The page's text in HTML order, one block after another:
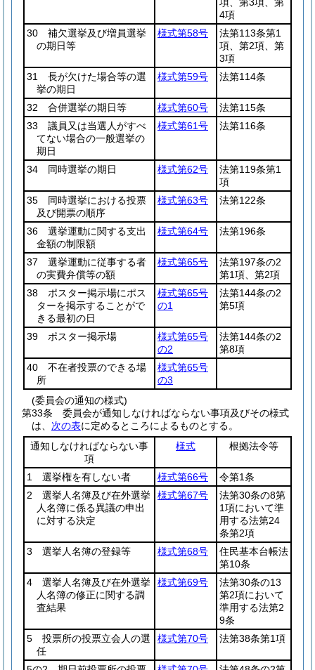
4項
30 補欠選挙及び増員選挙
の期日等
様式第58号
法第113条第1
項、第2項、第
3項
31 長が欠けた場合等の選
挙の期日
様式第59号 法第114条
32 合併選挙の期日等 様式第60号
法第115条
33 議員又は当選人がすべ
てない場合の一般選挙の
期日
様式第61号 法第116条
34 同時選挙の期日 様式第62号
法第119条第1
項
35 同時選挙における投票
及び開票の順序
様式第63号 法第122条
36 選挙運動に関する支出
金額の制限額
様式第64号 法第196条
37 選挙運動に従事する者
の実費弁償等の額
様式第65号
法第197条の2
第1項、第2項
38 ポスター掲示場にポス
ターを掲示することがで
きる最初の日
様式第65号
の1
法第144条の2
第5項
39 ポスター掲示場
様式第65号
の2
法第144条の2
第8項
40 不在者投票のできる場
所
様式第65号
の3
(委員会の通知の様式)
第33条
委員会が通知しなければならない事項及びその様式
は、 次の表に定めるところによるものとする。
通知しなければならない事
項
様式 根拠法令等
1 選挙権を有しない者 様式第66号
令第1条
2 選挙人名簿及び在外選挙
人名簿に係る異議の申出
に対する決定
様式第67号
法第30条の8第
1項において準
用する法第24
条第2項
3 選挙人名簿の登録等
様式第68号
住民基本台帳法
第10条
4 選挙人名簿及び在外選挙
人名簿の修正に関する調
査結果
様式第69号
法第30条の13
第2項において
準用する法第2
9条
5 投票所の投票立会人の選
任
様式第70号 法第38条第1項